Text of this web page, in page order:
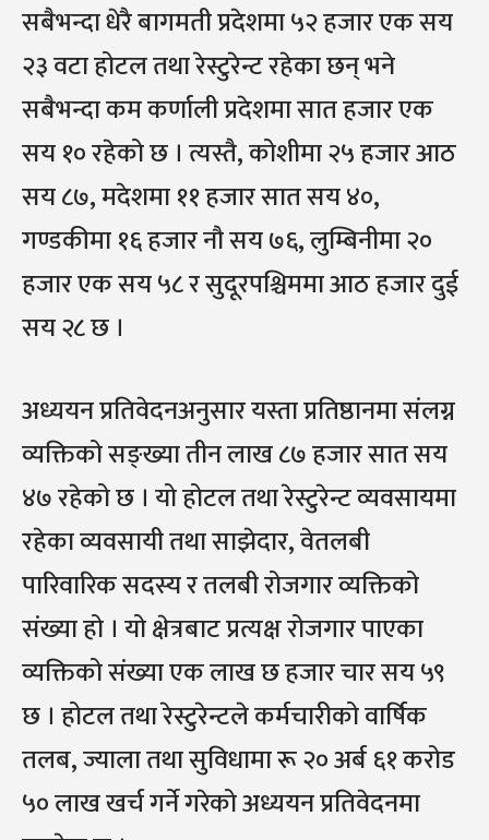
सबैभन्दा धेरै बागमती प्रदेशमा ५२ हजार एक सय
२३ वटा होटल तथा रेस्टुरेन्ट रहेका छन् भने
सबैभन्दा कम कर्णाली प्रदेशमा सात हजार एक
सय १० रहेको छ । त्यस्तै, कोशीमा २५ हजार आठ
सय ८७, मदेशमा ११ हजार सात सय ४०,
गण्डकीमा १६ हजार नौ सय ७६, लुम्बिनीमा २०
हजार एक सय ५८ र सुदूरपश्चिममा आठ हजार दुई
सय २८ छ ।
अध्ययन प्रतिवेदनअनुसार यस्ता प्रतिष्ठानमा संलग्न
व्यक्तिको सङ्ख्या तीन लाख ८७ हजार सात सय
४७ रहेको छ । यो होटल तथा रेस्टुरेन्ट व्यवसायमा
रहेका व्यवसायी तथा साझेदार, वेतलबी
पारिवारिक सदस्य र तलबी रोजगार व्यक्तिको
संख्या हो । यो क्षेत्रबाट प्रत्यक्ष रोजगार पाएका
व्यक्तिको संख्या एक लाख छ हजार चार सय ५९
छ । होटल तथा रेस्टुरेन्टले कर्मचारीको वार्षिक
तलब, ज्याला तथा सुविधामा रू २० अर्ब ६१ करोड
५० लाख खर्च गर्ने गरेको अध्ययन प्रतिवेदनमा